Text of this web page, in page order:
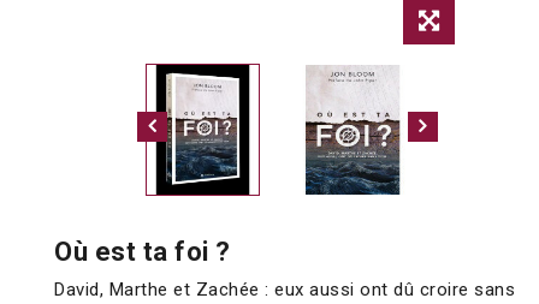
Où est ta foi ?
David, Marthe et Zachée : eux aussi ont dû croire sans